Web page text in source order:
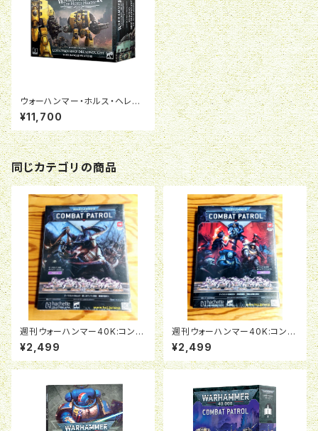
ウォーハンマー・ホルス・ヘレシ
ー/40K:リヴァイアサン・シー
ジ・ドレッドノート(射撃武器装
備)
¥11,700
同じカテゴリの商品
週刊ウォーハンマー40K:コンバ
ットパトロール08号
¥2,499
週刊ウォーハンマー40K:コンバ
ットパトロール07号
¥2,499